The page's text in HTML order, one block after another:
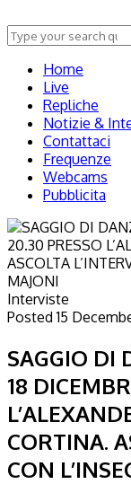
Home
Live
Repliche
Notizie &
Contattaci
Frequenze
Webcams
Pubblicita
Interviste
Posted15
SAGGIO DI
18
CORTINA.
CON